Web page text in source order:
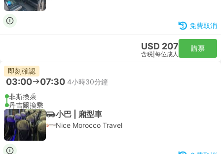
免費取消
USD 207
含税 每位成人
購票
即刻確認
03:00 07:30 4小時30分鐘
非斯換乘
丹吉爾換乘
小巴 | 廂型車
Nice Morocco Travel